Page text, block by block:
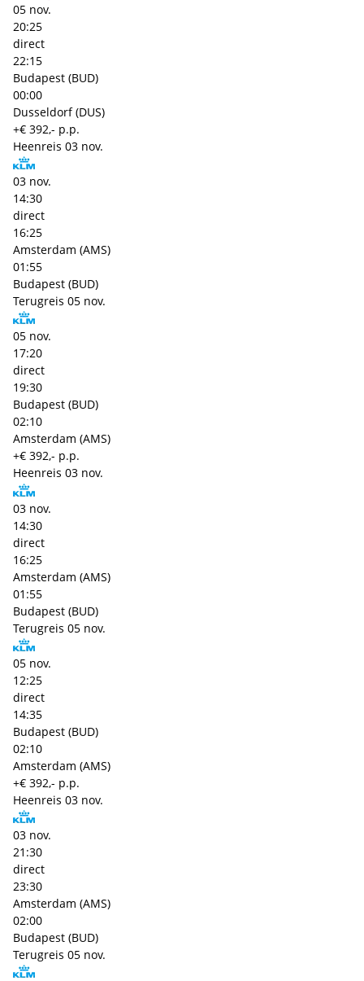
05 nov.
20:25
direct
22:15
Budapest (BUD)
00:00
Dusseldorf (DUS)
+€ 392,- p.p.
Heenreis 03 nov.
03 nov.
14:30
direct
16:25
Amsterdam (AMS)
01:55
Budapest (BUD)
Terugreis 05 nov.
05 nov.
17:20
direct
19:30
Budapest (BUD)
02:10
Amsterdam (AMS)
+€ 392,- p.p.
Heenreis 03 nov.
03 nov.
14:30
direct
16:25
Amsterdam (AMS)
01:55
Budapest (BUD)
Terugreis 05 nov.
05 nov.
12:25
direct
14:35
Budapest (BUD)
02:10
Amsterdam (AMS)
+€ 392,- p.p.
Heenreis 03 nov.
03 nov.
21:30
direct
23:30
Amsterdam (AMS)
02:00
Budapest (BUD)
Terugreis 05 nov.